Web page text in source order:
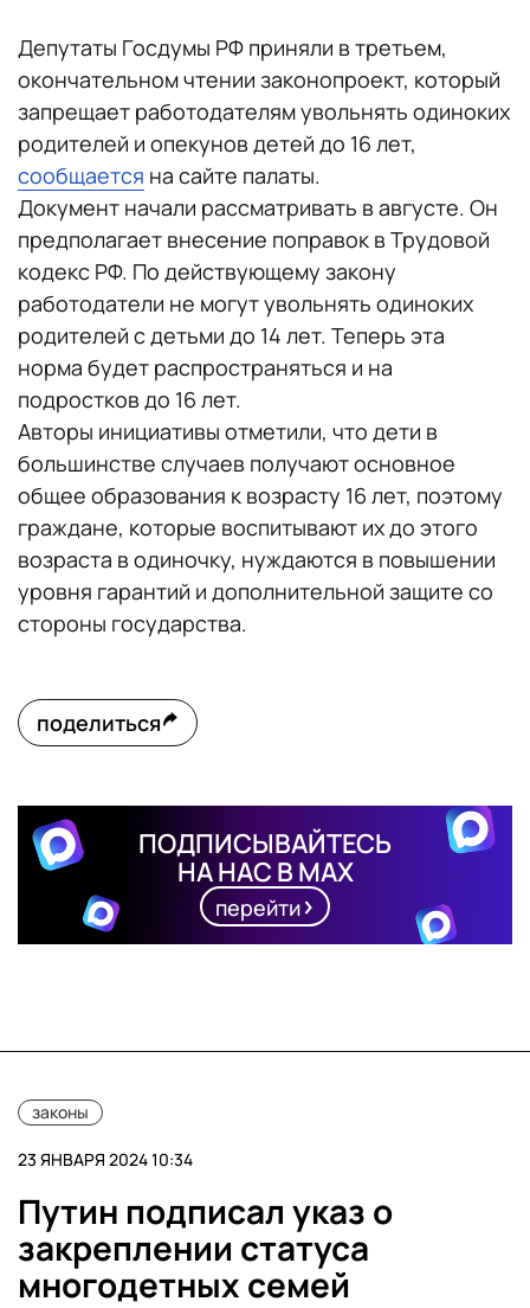
Депутаты Госдумы РФ приняли в третьем,
окончательном чтении законопроект, который
запрещает работодателям увольнять одиноких
родителей и опекунов детей до 16 лет,
сообщается на сайте палаты.
Документ начали рассматривать в августе. Он
предполагает внесение поправок в Трудовой
кодекс РФ. По действующему закону
работодатели не могут увольнять одиноких
родителей с детьми до 14 лет. Теперь эта
норма будет распространяться и на
подростков до 16 лет.
Авторы инициативы отметили, что дети в
большинстве случаев получают основное
общее образования к возрасту 16 лет, поэтому
граждане, которые воспитывают их до этого
возраста в одиночку, нуждаются в повышении
уровня гарантий и дополнительной защите со
стороны государства.
поделиться
ПОДПИСЫВАЙТЕСЬ
НА НАС В MAX
перейти
законы
23 ЯНВАРЯ 2024 10:34
Путин подписал указ о
закреплении статуса
многодетных семей